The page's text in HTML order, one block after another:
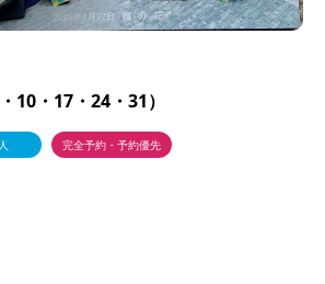
10・17・24・31）
完全予約・予約優先